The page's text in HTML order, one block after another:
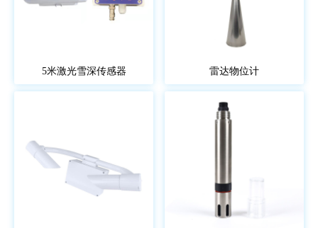
5米激光雪深传感器 雷达物位计